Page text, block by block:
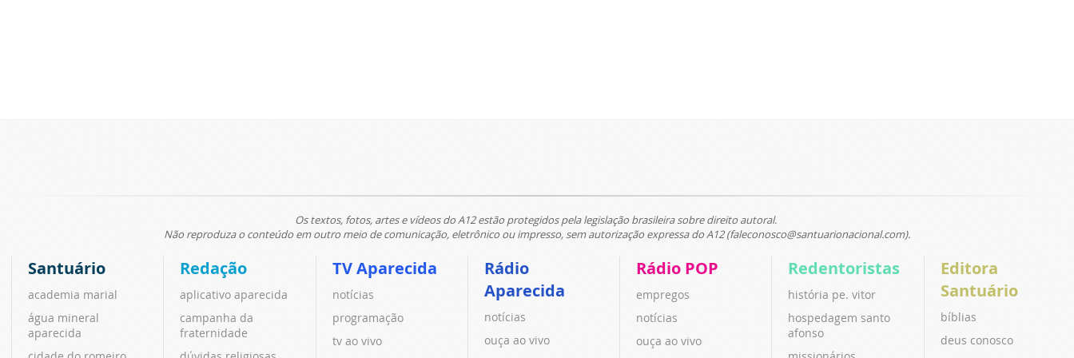
Os textos, fotos, artes e vídeos do A12 estão protegidos pela legislação brasileira sobre direito autoral.
Não reproduza o conteúdo em outro meio de comunicação, eletrônico ou impresso, sem autorização expressa do A12 (faleconosco@santuarionacional.com).
Santuário
academia marial
água mineral
aparecida
Redação
aplicativo aparecida
campanha da
fraternidade
TV Aparecida
notícias
programação
tv ao vivo
Rádio
Aparecida
notícias
ouça ao vivo
Rádio POP
empregos
notícias
ouça ao vivo
Redentoristas
história pe. vitor
hospedagem santo
afonso
Editora
Santuário
bíblias
deus conosco